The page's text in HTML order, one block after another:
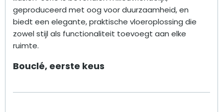
geproduceerd met oog voor duurzaamheid, en
biedt een elegante, praktische vloeroplossing die
zowel stijl als functionaliteit toevoegt aan elke
ruimte.
Bouclé, eerste keus